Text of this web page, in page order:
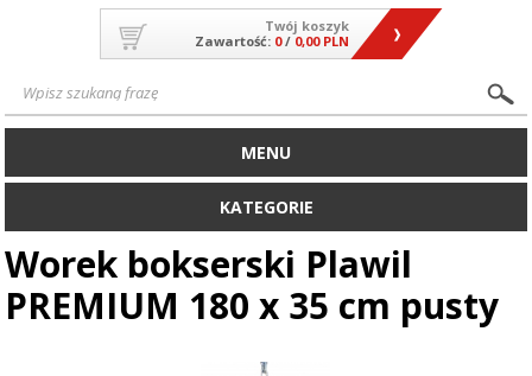
Twój koszyk
Zawartość: 0/ 0,00 PLN
MENU
KATEGORIE
Worek bokserski Plawil
PREMIUM 180 x 35 cm pusty